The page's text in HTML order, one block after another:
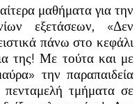
μαθήματα για την
εξετάσεων, «Δεν
πάνω στο κεφάλι
της! Με τούτα και με
την παραπαιδεία
τμήματα σε